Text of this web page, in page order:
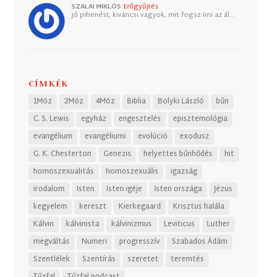
SZALAI MIKLÓS Erőgyűjtés
Jó pihenést, kiváncsi vagyok, mit fogsz írni az ál…
CÍMKÉK
1Móz 2Móz 4Móz Biblia Bolyki László
bűn
C. S. Lewis
egyház engesztelés
episztemológia
evangélium
evangéliumi evolúció
exodusz
G. K. Chesterton
Genezis helyettes bűnhődés
hit
homoszexualitás
homoszexuális
igazság
irodalom
Isten Isten igéje Isten országa
Jézus
kegyelem
kereszt Kierkegaard
Krisztus halála
Kálvin
kálvinista kálvinizmus Leviticus
Luther
megváltás
Numeri progresszív
Szabados Ádám
Szentlélek
Szentírás szeretet
teremtés